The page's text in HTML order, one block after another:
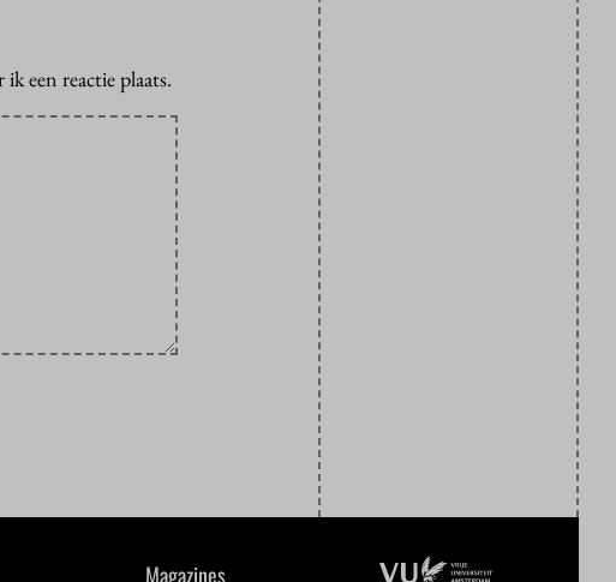
een reactie plaats.
Magazines